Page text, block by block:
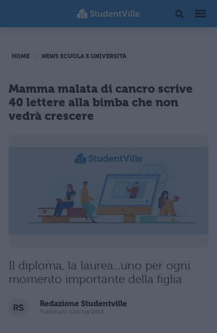
HOME NEWS SCUOLA E UNIVERSITÀ
Mamma malata di cancro scrive
40 lettere alla bimba che non
vedrà crescere
Il diploma, la laurea...uno per ogni
momento importante della figlia
Redazione Studentville
Pubblicato il 24 lug 2015